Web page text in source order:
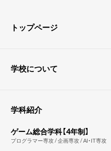
トップページ
学校について
学科紹介
ゲーム総合学科【4年制】
プログラマー専攻 / 企画専攻 / AI・IT専攻